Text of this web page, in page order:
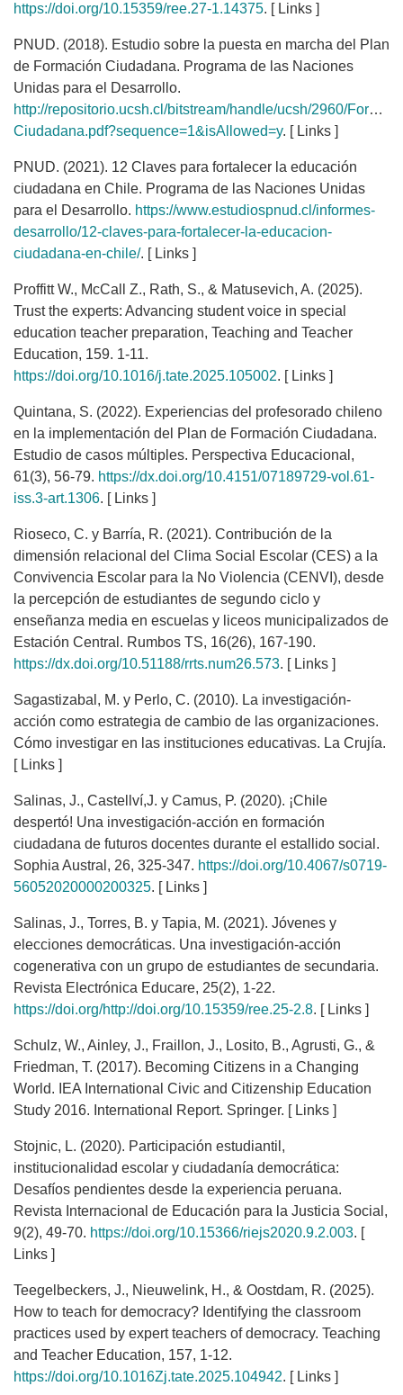
https://doi.org/10.15359/ree.27-1.14375. [ Links ]
PNUD. (2018). Estudio sobre la puesta en marcha del Plan
de Formación Ciudadana. Programa de las Naciones
Unidas para el Desarrollo.
http://repositorio.ucsh.cl/bitstream/handle/ucsh/2960/
Ciudadana.pdf?sequence=1&isAllowed=y. [ Links ]
PNUD. (2021). 12 Claves para fortalecer la educación
ciudadana en Chile. Programa de las Naciones Unidas
para el Desarrollo. https://www.estudiospnud.cl/informes-
desarrollo/12-claves-para-fortalecer-la-educacion-
ciudadana-en-chile/. [ Links ]
Proffitt W., McCall Z., Rath, S., & Matusevich, A. (2025).
Trust the experts: Advancing student voice in special
education teacher preparation, Teaching and Teacher
Education, 159. 1-11.
https://doi.org/10.1016/j.tate.2025.105002. [ Links ]
Quintana, S. (2022). Experiencias del profesorado chileno
en la implementación del Plan de Formación Ciudadana.
Estudio de casos múltiples. Perspectiva Educacional,
61(3), 56-79. https://dx.doi.org/10.4151/07189729-vol.61-
iss.3-art.1306. [ Links ]
Rioseco, C. y Barría, R. (2021). Contribución de la
dimensión relacional del Clima Social Escolar (CES) a la
Convivencia Escolar para la No Violencia (CENVI), desde
la percepción de estudiantes de segundo ciclo y
enseñanza media en escuelas y liceos municipalizados de
Estación Central. Rumbos TS, 16(26), 167-190.
https://dx.doi.org/10.51188/rrts.num26.573. [ Links ]
Sagastizabal, M. y Perlo, C. (2010). La investigación-
acción como estrategia de cambio de las organizaciones.
Cómo investigar en las instituciones educativas. La Crujía.
[ Links ]
Salinas, J., Castellví,J. y Camus, P. (2020). ¡Chile
despertó! Una investigación-acción en formación
ciudadana de futuros docentes durante el estallido social.
Sophia Austral, 26, 325-347. https://doi.org/10.4067/s0719-
56052020000200325. [ Links ]
Salinas, J., Torres, B. y Tapia, M. (2021). Jóvenes y
elecciones democráticas. Una investigación-acción
cogenerativa con un grupo de estudiantes de secundaria.
Revista Electrónica Educare, 25(2), 1-22.
https://doi.org/http://doi.org/10.15359/ree.25-2.8. [ Links ]
Schulz, W., Ainley, J., Fraillon, J., Losito, B., Agrusti, G., &
Friedman, T. (2017). Becoming Citizens in a Changing
World. IEA International Civic and Citizenship Education
Study 2016. International Report. Springer. [ Links ]
Stojnic, L. (2020). Participación estudiantil,
institucionalidad escolar y ciudadanía democrática:
Desafíos pendientes desde la experiencia peruana.
Revista Internacional de Educación para la Justicia Social,
9(2), 49-70. https://doi.org/10.15366/riejs2020.9.2.003. [
Links ]
Teegelbeckers, J., Nieuwelink, H., & Oostdam, R. (2025).
How to teach for democracy? Identifying the classroom
practices used by expert teachers of democracy. Teaching
and Teacher Education, 157, 1-12.
https://doi.org/10.1016Zj.tate.2025.104942. [ Links ]